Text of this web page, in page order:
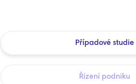
Případové studie
Řízení podniku